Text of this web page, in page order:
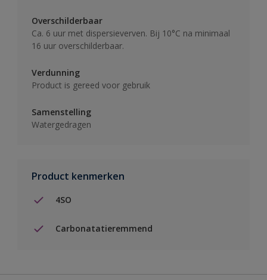
Overschilderbaar
Ca. 6 uur met dispersieverven. Bij 10°C na minimaal
16 uur overschilderbaar.
Verdunning
Product is gereed voor gebruik
Samenstelling
Watergedragen
Product kenmerken
4SO
Carbonatatieremmend